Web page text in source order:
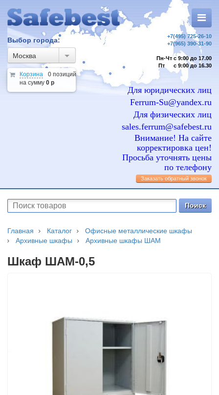
Выбор города:
Москва
Корзина
0 позиций
на сумму 0 р
+7(495) 725-26-10
+7(965) 390-31-90
Пн-Чт с 9:00 до 17.00
Пт с 9:00 до 16.30
Для юридических лиц
Ferrum-Su@yandex.ru
Для физических лиц
sales.ferrum@safebest.ru
Внимание! На сайте
корректировка цен!
Просьба уточнять цены
по телефону
Заказать обратный звонок
Главная Каталог
Офисные металлические шкафы
Архивные шкафы
Архивные шкафы ШАМ
Шкаф ШАМ-0,5